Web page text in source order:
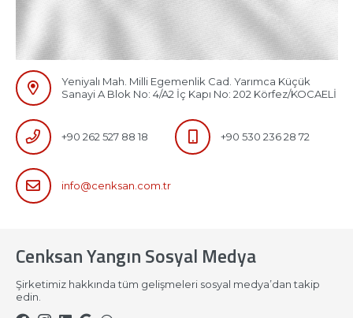
Yeniyalı Mah. Milli Egemenlik Cad. Yarımca Küçük
Sanayi A Blok No: 4/A2 İç Kapı No: 202 Körfez/KOCAELİ
+90 262 527 88 18 +90 530 236 28 72
info@cenksan.com.tr
Cenksan Yangın Sosyal Medya
Şirketimiz hakkında tüm gelişmeleri sosyal medya’dan takip
edin.